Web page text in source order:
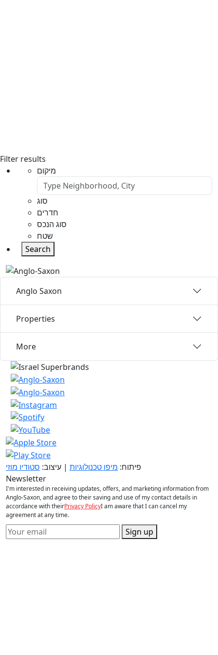
Filter results
מיקום
סוג
חדרים
סוג הנכס
שטח
Search
Anglo Saxon
Properties
More
פיתוח: מיפו טכנולוגיות | עיצוב: סטודיו מוזי
Newsletter
I'm interested in receiving updates, offers, and marketing information from
Anglo-Saxon, and agree to their saving and use of my contact details in
accordance with theirPrivacy PolicyI am aware that I can cancel my
agreement at any time.
Sign up